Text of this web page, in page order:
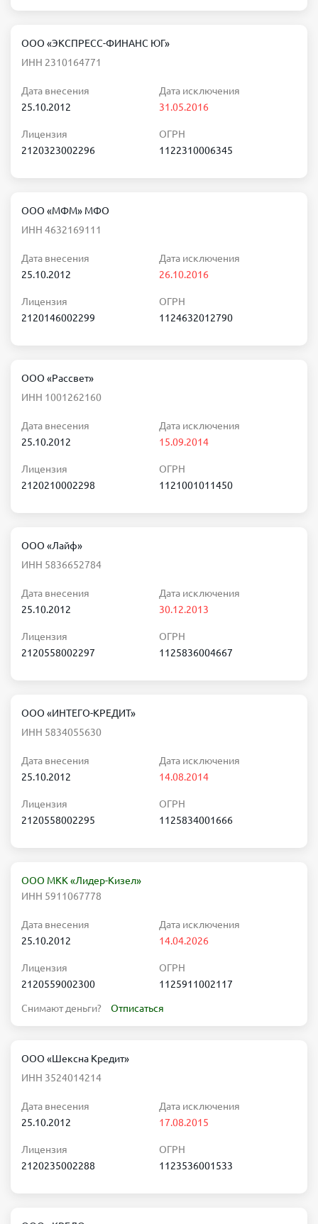
ООО «ЭКСПРЕСС-ФИНАНС ЮГ»
ИНН 2310164771
Дата внесения
25.10.2012
Дата исключения
31.05.2016
Лицензия
2120323002296
ОГРН
1122310006345
ООО «МФМ» МФО
ИНН 4632169111
Дата внесения
25.10.2012
Дата исключения
26.10.2016
Лицензия
2120146002299
ОГРН
1124632012790
ООО «Рассвет»
ИНН 1001262160
Дата внесения
25.10.2012
Дата исключения
15.09.2014
Лицензия
2120210002298
ОГРН
1121001011450
ООО «Лайф»
ИНН 5836652784
Дата внесения
25.10.2012
Дата исключения
30.12.2013
Лицензия
2120558002297
ОГРН
1125836004667
ООО «ИНТЕГО-КРЕДИТ»
ИНН 5834055630
Дата внесения
25.10.2012
Дата исключения
14.08.2014
Лицензия
2120558002295
ОГРН
1125834001666
ООО МКК «Лидер-Кизел»
ИНН 5911067778
Дата внесения
25.10.2012
Дата исключения
14.04.2026
Лицензия
2120559002300
ОГРН
1125911002117
Снимают деньги? Отписаться
ООО «Шексна Кредит»
ИНН 3524014214
Дата внесения
25.10.2012
Дата исключения
17.08.2015
Лицензия
2120235002288
ОГРН
1123536001533